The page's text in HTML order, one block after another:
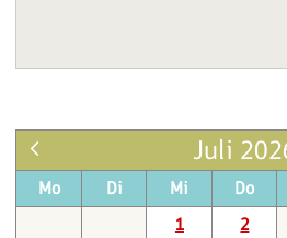
Juli
Mo Di Mi Do
1
2